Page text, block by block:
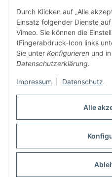
Alle
Durch Klicken auf „Alle
Einsatz folgender Dienste
Vimeo. Sie können die
(Fingerabdruck-Icon links
Sie unter Konfigurieren und
Datenschutzerklärung.
Impressum Datenschutz
Auspuff Hotline unter:
02303 – 983 77 27
Vertrag
* Alle Preise inkl. gesetzlicher USt.,